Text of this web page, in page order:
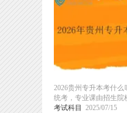
2026贵州专升本考什
统考，专业课由招生院
考试科目
2025/07/15